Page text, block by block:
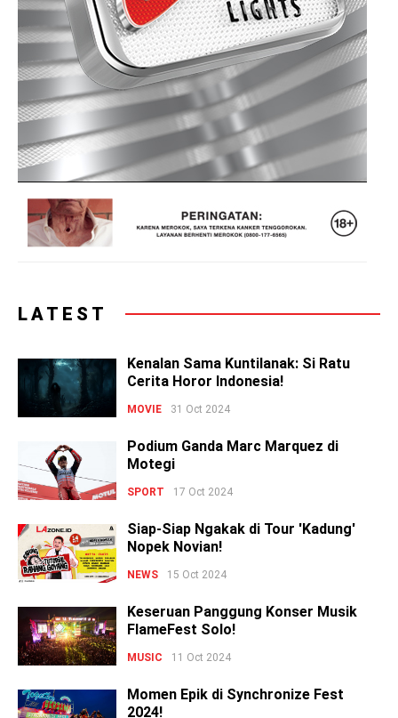
LATEST
Kenalan Sama Kuntilanak: Si Ratu
Cerita Horor Indonesia!
MOVIE 31 Oct 2024
Podium Ganda Marc Marquez di
Motegi
SPORT 17 Oct 2024
Siap-Siap Ngakak di Tour 'Kadung'
Nopek Novian!
NEWS 15 Oct 2024
Keseruan Panggung Konser Musik
FlameFest Solo!
MUSIC 11 Oct 2024
Momen Epik di Synchronize Fest
2024!